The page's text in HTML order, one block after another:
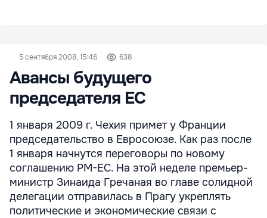
5 сентября 2008, 15:46 638
Авансы будущего
председателя ЕС
1 января 2009 г. Чехия примет у Франции
председательство в Евросоюзе. Как раз после
1 января начнутся переговоры по новому
соглашению РМ-ЕС. На этой неделе премьер-
министр Зинаида Гречаная во главе солидной
делегации отправилась в Прагу укреплять
политические и экономические связи с